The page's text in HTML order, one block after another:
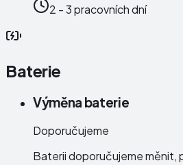
2 - 3 pracovních dní
Baterie
Výměna baterie
Doporučujeme
Baterii doporučujeme měnit,